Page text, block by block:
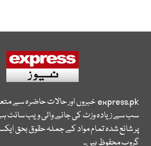
express.pkخبروں اور حالات حاضرہ سے
سب سے زیادہ وزٹ کی جانے والی ویب سائٹ
پر شائع شدہ تمام مواد کے جملہ حقوق بحق
گروپ محفوظ ہیں۔